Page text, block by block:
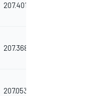
207.401
207.368
207.053